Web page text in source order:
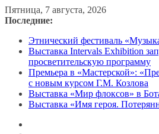
Перейти
к
Пятница, 7 августа, 2026
Последние:
Этнический фестиваль
Выставка Intervals Exhibition
просветительскую программу
Премьера в «Мастерской»:
с новым курсом Г.М. Козлова
Выставка «Мир флоксов» в
Выставка «Имя героя.